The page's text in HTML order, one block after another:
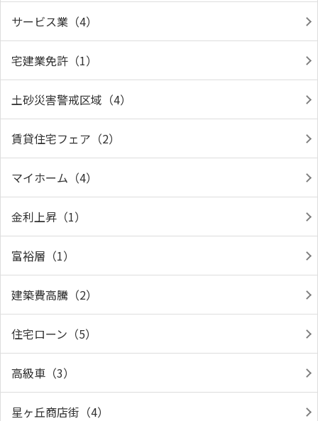
サービス業（4）
宅建業免許（1）
土砂災害警戒区域（4）
賃貸住宅フェア（2）
マイホーム（4）
金利上昇（1）
富裕層（1）
建築費高騰（2）
住宅ローン（5）
高級車（3）
星ヶ丘商店街（4）